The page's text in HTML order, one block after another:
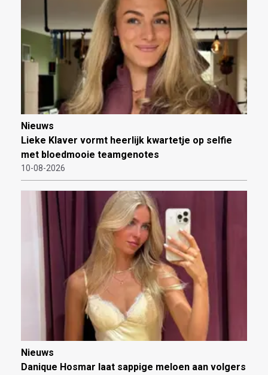
Nieuws
Lieke Klaver vormt heerlijk kwartetje op selfie
met bloedmooie teamgenotes
10-08-2026
Nieuws
Danique Hosmar laat sappige meloen aan volgers